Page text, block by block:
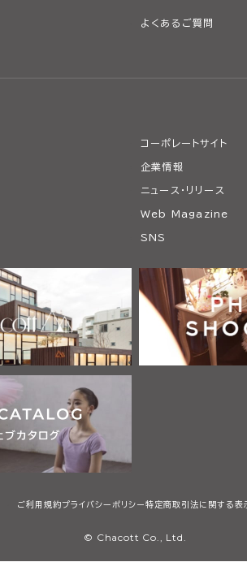
よくあるご質問
コーポレートサイト
企業情報
ニュース・リリース
Web Magazine
SNS
ご利用規約プライバシーポリシー特定商取引法に関する表
© Chacott Co., Ltd.